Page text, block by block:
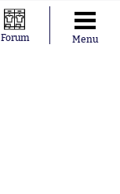
Forum Menu